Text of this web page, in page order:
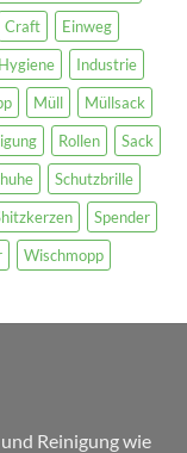
Craft
Einweg
Hygiene
Industrie
Müll
Müllsack
Rollen
Sack
Schutzbrille
Spender
Wischmopp
Reinigung wie